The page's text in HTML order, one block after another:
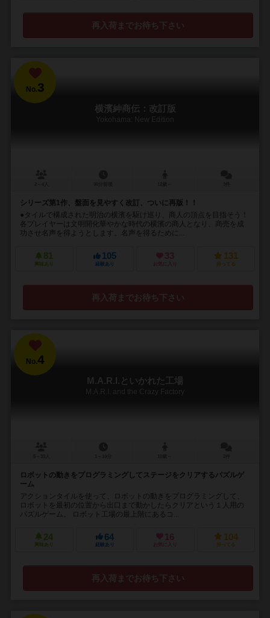
再入荷までお待ち下さい
No.3
横濱紳商伝：改訂版
Yokohama: New Edition
シリーズ第1作、盤面を見やすく改訂、ついに再版！！
●タイルで構成された明治の横濱を駆け巡り、商人の頂点を目指そう！
各プレイヤーは文明開化華やかな時代の横濱の商人となり、商売を成
功させ名声を得ようとします。名声を得るために...
81
興味あり
105
経験あり
33
お気に入り
131
持ってる
再入荷までお待ち下さい
No.4
M.A.R.I.といかれた工場
M.A.R.I. and the Crazy Factory
ロボットの動きをプログラミングしてステージをクリアするパズルゲ
ーム
アクションタイルを使って、ロボットの動きをプログラミングして、
ロボットを最初の位置から出口まで動かしたらクリアという１人用の
パズルゲーム。 ロボット工場の最上階にあるコ...
24
興味あり
64
経験あり
16
お気に入り
104
持ってる
再入荷までお待ち下さい